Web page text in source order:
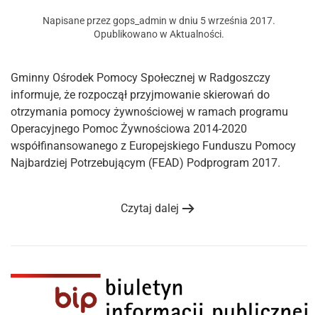
Napisane przezgops_admin w dniu 5 września 2017.
Opublikowano w Aktualności.
Gminny Ośrodek Pomocy Społecznej w Radgoszczy
informuje, że rozpoczął przyjmowanie skierowań do
otrzymania pomocy żywnościowej w ramach programu
Operacyjnego Pomoc Żywnościowa 2014-2020
współfinansowanego z Europejskiego Funduszu Pomocy
Najbardziej Potrzebującym (FEAD) Podprogram 2017.
Czytaj dalej